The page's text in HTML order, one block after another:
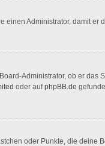
einen Administrator, damit er
Administrator, ob er das
oder aufphpBB.de
oder Punkte, die deine